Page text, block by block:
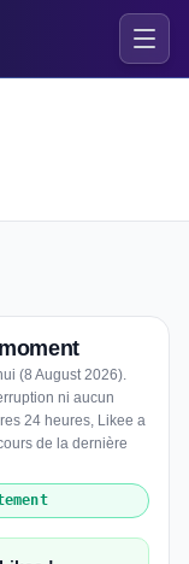
(8 August 2026).
ni aucun
24 heures, Likee a
de la dernière